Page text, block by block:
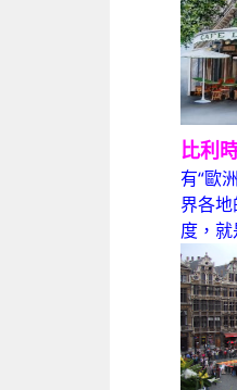
比利
有“歐
界各
度，